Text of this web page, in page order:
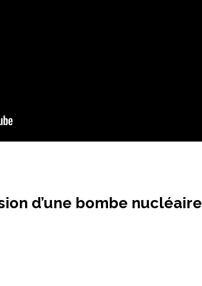
d’une bombe nucléaire